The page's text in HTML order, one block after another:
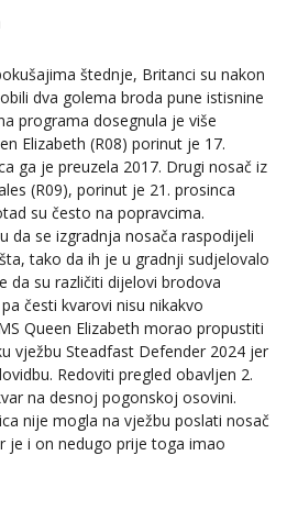
štednje, Britanci su nakon
dva golema broda pune istisnine
programa dosegnula je više
Elizabeth (R08) porinut je 17.
ga je preuzela 2017. Drugi nosač iz
(R09), porinut je 21. prosinca
su često na popravcima.
da se izgradnja nosača raspodijeli
tako da ih je u gradnji sudjelovalo
da su različiti dijelovi brodova
česti kvarovi nisu nikakvo
Queen Elizabeth morao propustiti
vježbu Steadfast Defender 2024 jer
Redoviti pregled obavljen 2.
na desnoj pogonskoj osovini.
nije mogla na vježbu poslati nosač
je i on nedugo prije toga imao